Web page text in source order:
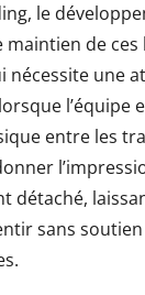
le
maintien de ces
nécessite une
l’équipe
entre les
détaché,
sans